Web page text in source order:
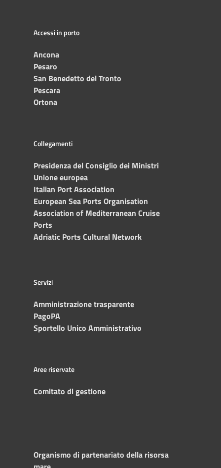
Accessi in porto
Ancona
Pesaro
San Benedetto del Tronto
Pescara
Ortona
Collegamenti
Presidenza del Consiglio dei Ministri
Unione europea
Italian Port Association
European Sea Ports Organisation
Association of Mediterranean Cruise
Ports
Adriatic Ports Cultural Network
Servizi
Amministrazione trasparente
PagoPA
Sportello Unico Amministrativo
Aree riservate
Comitato di gestione
Organismo di partenariato della risorsa